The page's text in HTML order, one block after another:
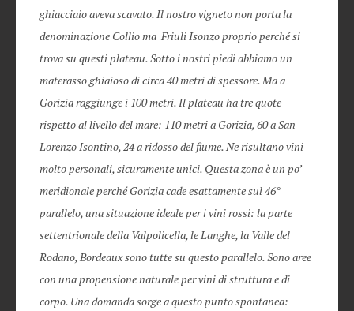
ghiacciaio aveva scavato. Il nostro vigneto non porta la
denominazione Collio ma Friuli Isonzo proprio perché si
trova su questi plateau. Sotto i nostri piedi abbiamo un
materasso ghiaioso di circa 40 metri di spessore. Ma a
Gorizia raggiunge i 100 metri. Il plateau ha tre quote
rispetto al livello del mare: 110 metri a Gorizia, 60 a San
Lorenzo Isontino, 24 a ridosso del fiume. Ne risultano vini
molto personali, sicuramente unici. Questa zona è un po’
meridionale perché Gorizia cade esattamente sul 46°
parallelo, una situazione ideale per i vini rossi: la parte
settentrionale della Valpolicella, le Langhe, la Valle del
Rodano, Bordeaux sono tutte su questo parallelo. Sono aree
con una propensione naturale per vini di struttura e di
corpo. Una domanda sorge a questo punto spontanea: